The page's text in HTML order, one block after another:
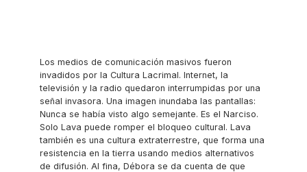
Los medios de comunicación masivos fueron
invadidos por la Cultura Lacrimal. Internet, la
televisión y la radio quedaron interrumpidas por una
señal invasora. Una imagen inundaba las pantallas:
Nunca se había visto algo semejante. Es el Narciso.
Solo Lava puede romper el bloqueo cultural. Lava
también es una cultura extraterrestre, que forma una
resistencia en la tierra usando medios alternativos
de difusión. Al fina, Débora se da cuenta de que